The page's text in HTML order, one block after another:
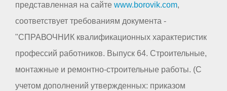
представленная на сайте www.borovik.com,
соответствует требованиям документа -
"СПРАВОЧНИК квалификационных характеристик
профессий работников. Выпуск 64. Строительные,
монтажные и ремонтно-строительные работы. (С
учетом дополнений утвержденных: приказом